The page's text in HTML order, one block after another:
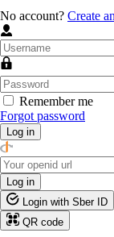
No account? Create
Remember me
Forgot password
Log in
Log in
Login with Sber ID
QR code